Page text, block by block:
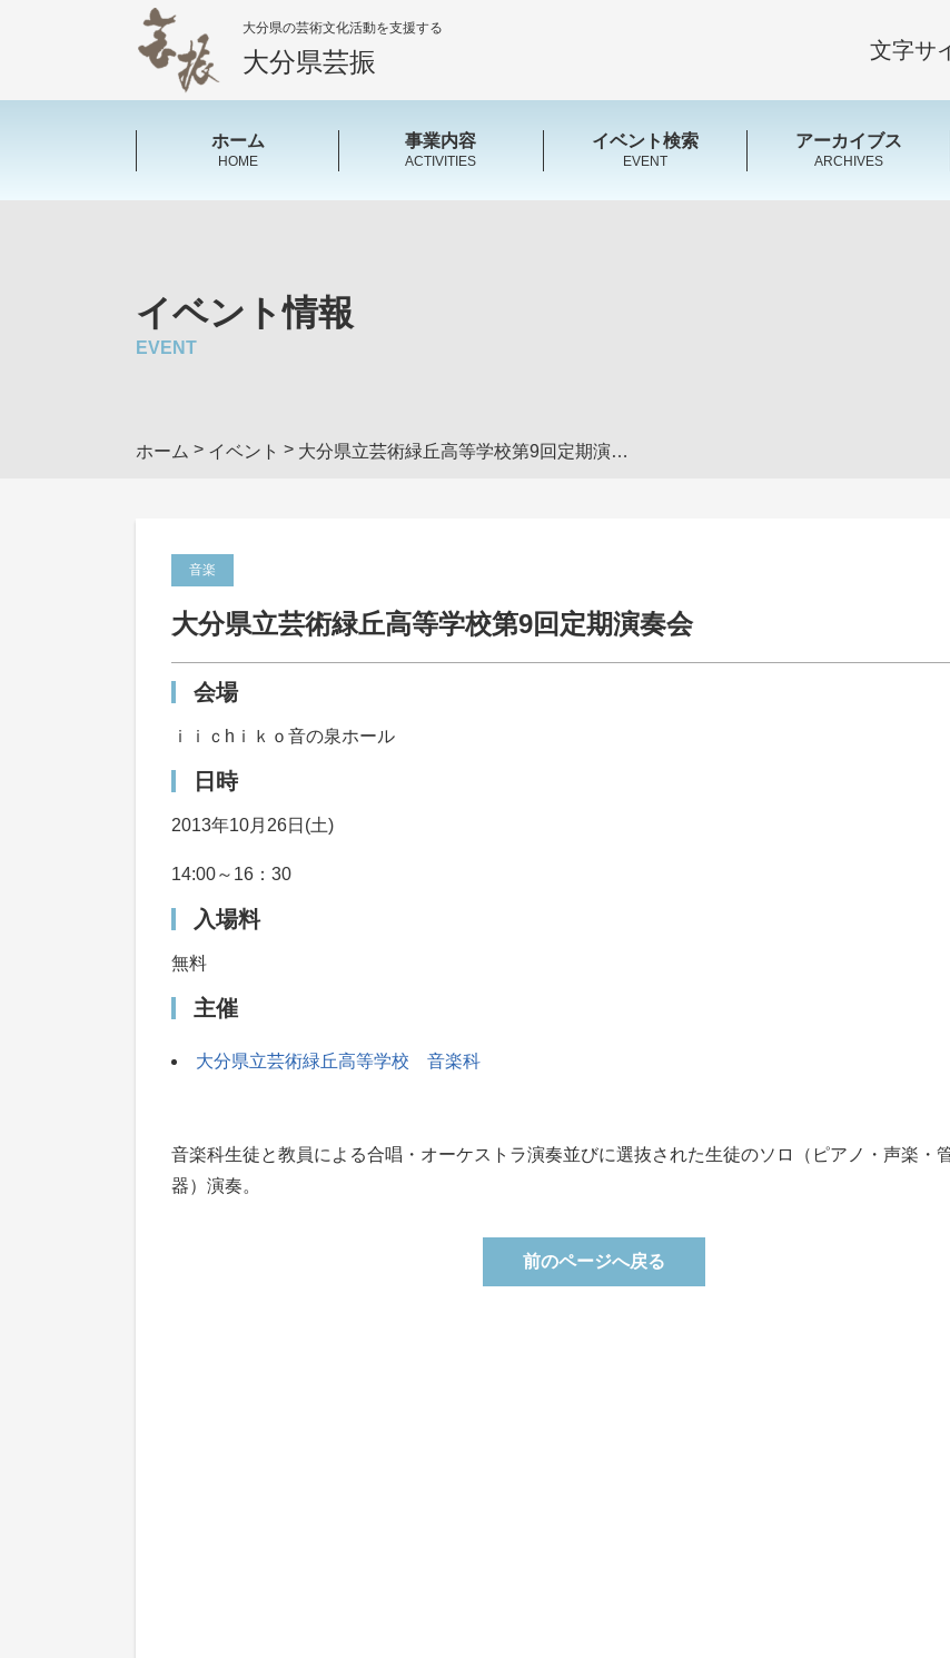
大分県の芸術文化活動を支援する
大分県芸振 文字サ
ホーム
HOME
事業内容
ACTIVITIES
イベント検索
EVENT
アーカイブス
ARCHIVES
イベント情報
EVENT
ホーム > イベント > 大分県立芸術緑丘高等学校第9回定期演奏会
音楽
大分県立芸術緑丘高等学校第9回定期演奏会
会場
ｉｉｃhｉｋｏ音の泉ホール
日時
2013年10月26日(土)
14:00～16：30
入場料
無料
主催
大分県立芸術緑丘高等学校 音楽科
音楽科生徒と教員による合唱・オーケストラ演奏並びに選抜された生徒のソロ（ピアノ・声楽・
器）演奏。
前のページへ戻る